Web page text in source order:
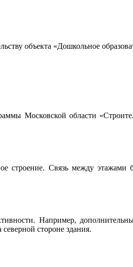
объекта «Дошкольное
Московской области
строение. Связь между этажами
Например,
стороне здания.